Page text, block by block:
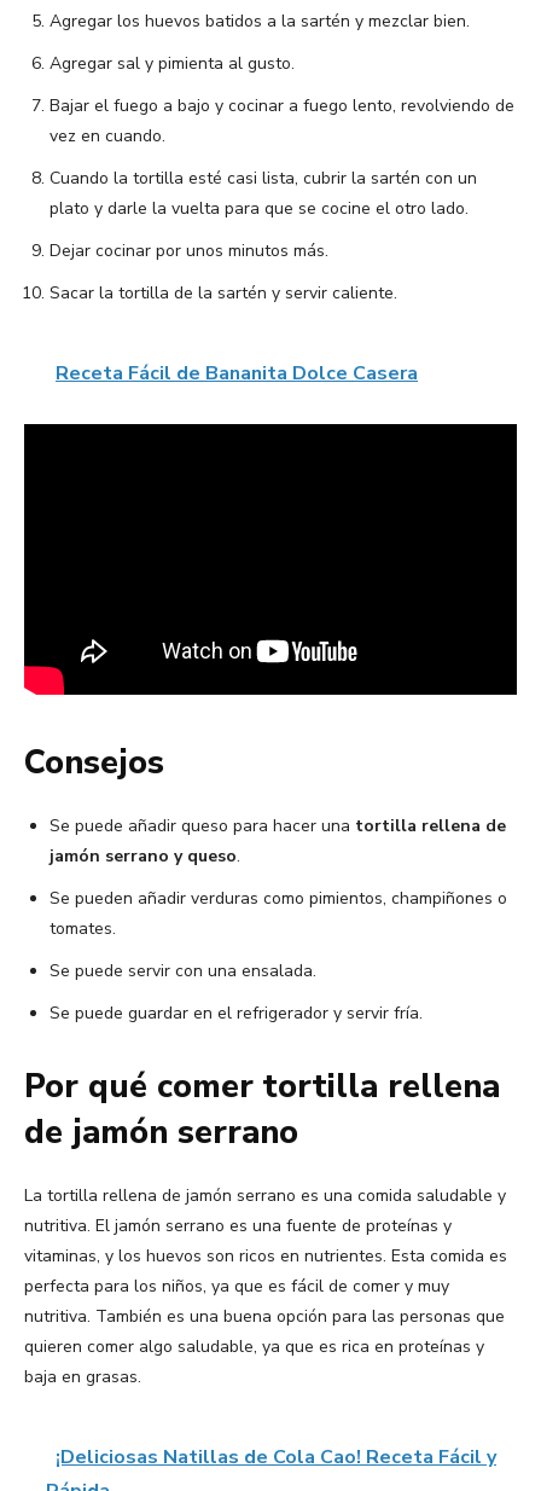
Agregar los huevos batidos a la sartén y mezclar bien.
Agregar sal y pimienta al gusto.
Bajar el fuego a bajo y cocinar a fuego lento, revolviendo de
vez en cuando.
Cuando la tortilla esté casi lista, cubrir la sartén con un
plato y darle la vuelta para que se cocine el otro lado.
Dejar cocinar por unos minutos más.
Sacar la tortilla de la sartén y servir caliente.
Receta Fácil de Bananita Dolce Casera
Consejos
Se puede añadir queso para hacer una tortilla rellena de
jamón serrano y queso.
Se pueden añadir verduras como pimientos, champiñones o
tomates.
Se puede servir con una ensalada.
Se puede guardar en el refrigerador y servir fría.
Por qué comer tortilla rellena
de jamón serrano
La tortilla rellena de jamón serrano es una comida saludable y
nutritiva. El jamón serrano es una fuente de proteínas y
vitaminas, y los huevos son ricos en nutrientes. Esta comida es
perfecta para los niños, ya que es fácil de comer y muy
nutritiva. También es una buena opción para las personas que
quieren comer algo saludable, ya que es rica en proteínas y
baja en grasas.
¡Deliciosas Natillas de Cola Cao! Receta Fácil y